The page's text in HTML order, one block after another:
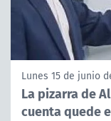
Lunes 15 de junio
La pizarra de
cuenta quede